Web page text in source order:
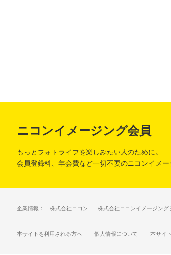
ニコンイメージング会員
もっとフォトライフを楽しみたい人のために。
会員登録料、年会費など一切不要のニコンイメ
企業情報： 株式会社ニコン 株式会社ニコンイメージング
本サイトを利用される方へ 個人情報について 本サイ